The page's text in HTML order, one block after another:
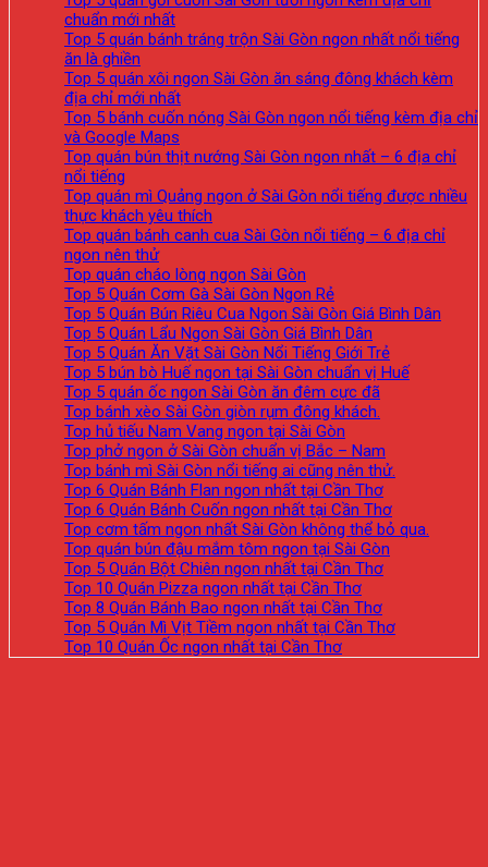
chuẩn mới nhất
Top 5 quán bánh tráng trộn Sài Gòn ngon nhất nổi tiếng
ăn là ghiền
Top 5 quán xôi ngon Sài Gòn ăn sáng đông khách kèm
địa chỉ mới nhất
Top 5 bánh cuốn nóng Sài Gòn ngon nổi tiếng kèm địa chỉ
và Google Maps
Top quán bún thịt nướng Sài Gòn ngon nhất – 6 địa chỉ
nổi tiếng
Top quán mì Quảng ngon ở Sài Gòn nổi tiếng được nhiều
thực khách yêu thích
Top quán bánh canh cua Sài Gòn nổi tiếng – 6 địa chỉ
ngon nên thử
Top quán cháo lòng ngon Sài Gòn
Top 5 Quán Cơm Gà Sài Gòn Ngon Rẻ
Top 5 Quán Bún Riêu Cua Ngon Sài Gòn Giá Bình Dân
Top 5 Quán Lẩu Ngon Sài Gòn Giá Bình Dân
Top 5 Quán Ăn Vặt Sài Gòn Nổi Tiếng Giới Trẻ
Top 5 bún bò Huế ngon tại Sài Gòn chuẩn vị Huế
Top 5 quán ốc ngon Sài Gòn ăn đêm cực đã
Top bánh xèo Sài Gòn giòn rụm đông khách.
Top hủ tiếu Nam Vang ngon tại Sài Gòn
Top phở ngon ở Sài Gòn chuẩn vị Bắc – Nam
Top bánh mì Sài Gòn nổi tiếng ai cũng nên thử.
Top 6 Quán Bánh Flan ngon nhất tại Cần Thơ
Top 6 Quán Bánh Cuốn ngon nhất tại Cần Thơ
Top cơm tấm ngon nhất Sài Gòn không thể bỏ qua.
Top quán bún đậu mắm tôm ngon tại Sài Gòn
Top 5 Quán Bột Chiên ngon nhất tại Cần Thơ
Top 10 Quán Pizza ngon nhất tại Cần Thơ
Top 8 Quán Bánh Bao ngon nhất tại Cần Thơ
Top 5 Quán Mì Vịt Tiềm ngon nhất tại Cần Thơ
Top 10 Quán Ốc ngon nhất tại Cần Thơ